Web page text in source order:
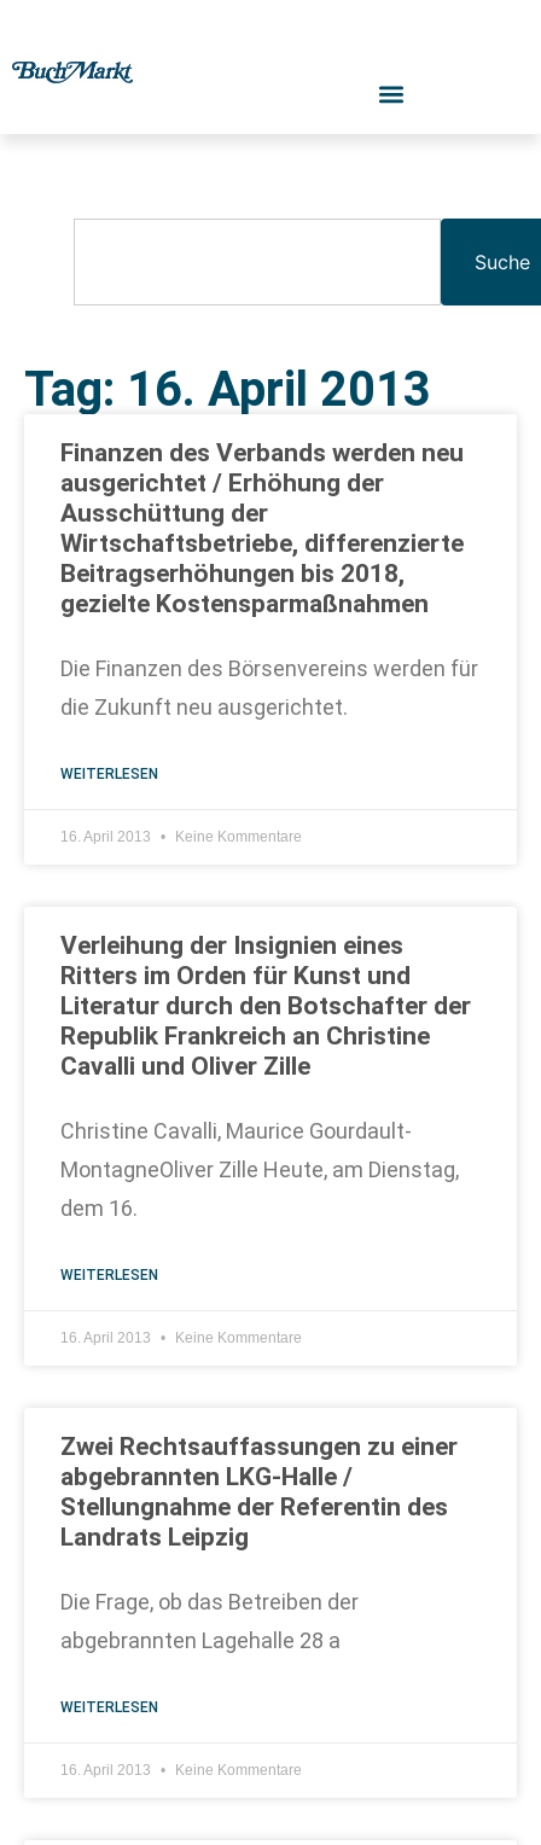
Suche
Tag: 16. April 2013
Finanzen des Verbands werden neu
ausgerichtet / Erhöhung der
Ausschüttung der
Wirtschaftsbetriebe, differenzierte
Beitragserhöhungen bis 2018,
gezielte Kostensparmaßnahmen
Die Finanzen des Börsenvereins werden für
die Zukunft neu ausgerichtet.
WEITERLESEN
16. April 2013 Keine Kommentare
Verleihung der Insignien eines
Ritters im Orden für Kunst und
Literatur durch den Botschafter der
Republik Frankreich an Christine
Cavalli und Oliver Zille
Christine Cavalli, Maurice Gourdault-
MontagneOliver Zille Heute, am Dienstag,
dem 16.
WEITERLESEN
16. April 2013 Keine Kommentare
Zwei Rechtsauffassungen zu einer
abgebrannten LKG-Halle /
Stellungnahme der Referentin des
Landrats Leipzig
Die Frage, ob das Betreiben der
abgebrannten Lagehalle 28 a
WEITERLESEN
16. April 2013 Keine Kommentare